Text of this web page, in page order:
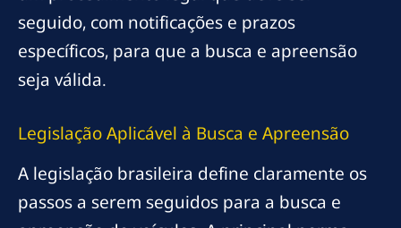
seguido, com notificações e prazos
específicos, para que a busca e apreensão
seja válida.
Legislação Aplicável à Busca e Apreensão
A legislação brasileira define claramente os
passos a serem seguidos para a busca e